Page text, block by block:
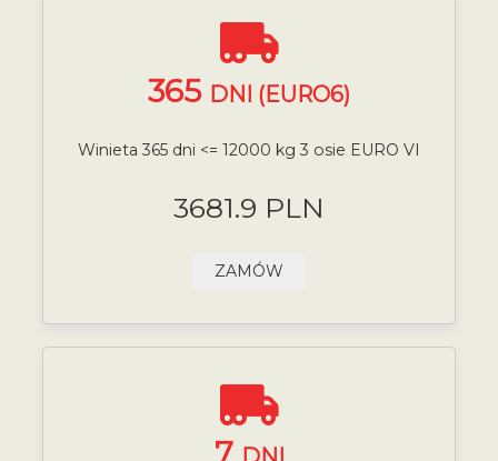
365 DNI (EURO6)
Winieta 365 dni <= 12000 kg 3 osie EURO VI
3681.9 PLN
ZAMÓW
7